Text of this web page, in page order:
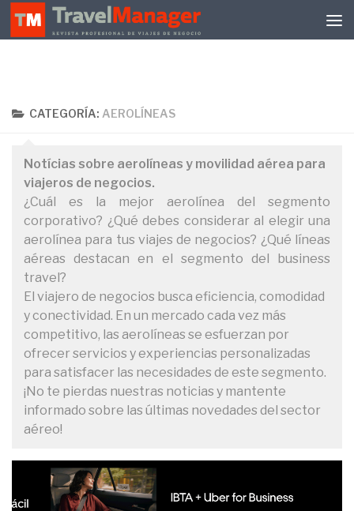
Debajo del contenido
CATEGORÍA: AEROLÍNEAS
Notícias sobre aerolíneas y movilidad aérea para
viajeros de negocios.
¿Cuál es la mejor aerolínea del segmento
corporativo? ¿Qué debes considerar al elegir una
aerolínea para tus viajes de negocios? ¿Qué líneas
aéreas destacan en el segmento del business
travel?
El viajero de negocios busca eficiencia, comodidad
y conectividad. En un mercado cada vez más
competitivo, las aerolíneas se esfuerzan por
ofrecer servicios y experiencias personalizadas
para satisfacer las necesidades de este segmento.
¡No te pierdas nuestras noticias y mantente
informado sobre las últimas novedades del sector
aéreo!